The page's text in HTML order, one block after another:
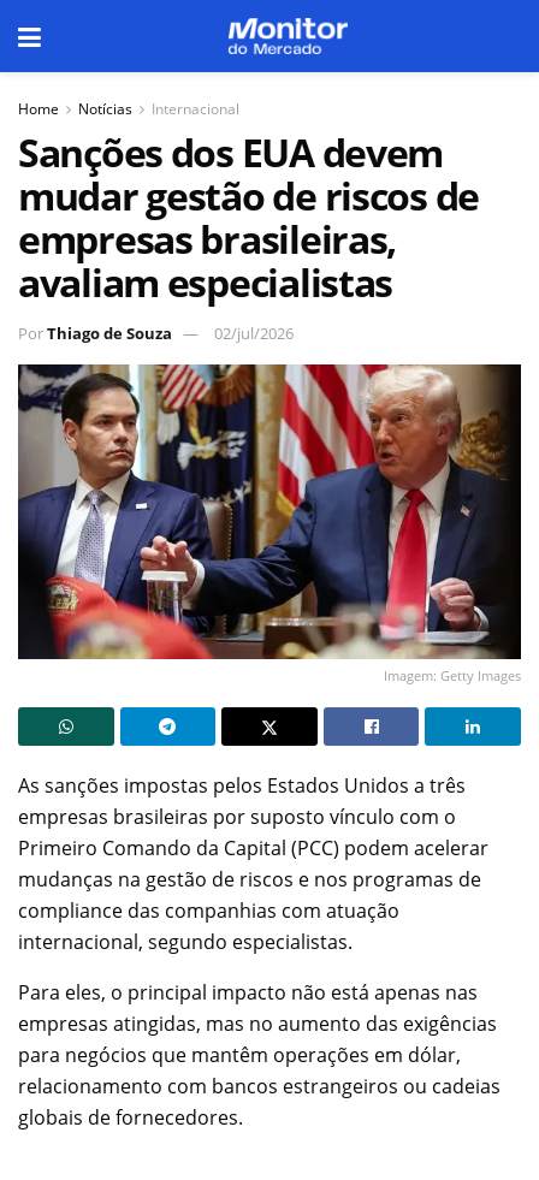
Home Notícias Internacional
Sanções dos EUA devem
mudar gestão de riscos de
empresas brasileiras,
avaliam especialistas
PorThiago de Souza 02/jul/2026
Imagem: Getty Images
As sanções impostas pelos Estados Unidos a três
empresas brasileiras por suposto vínculo com o
Primeiro Comando da Capital (PCC) podem acelerar
mudanças na gestão de riscos e nos programas de
compliance das companhias com atuação
internacional, segundo especialistas.
Para eles, o principal impacto não está apenas nas
empresas atingidas, mas no aumento das exigências
para negócios que mantêm operações em dólar,
relacionamento com bancos estrangeiros ou cadeias
globais de fornecedores.